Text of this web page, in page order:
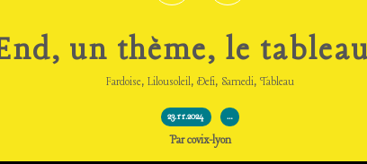
un thème, le
Fardoise, Lilousoleil, Defi, Samedi, Tableau
23.11.2024 …
Par covix-lyon